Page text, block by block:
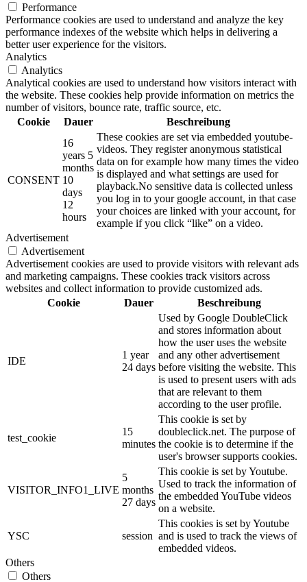
Performance
Performance cookies are used to understand and analyze the key
performance indexes of the website which helps in delivering a
better user experience for the visitors.
Analytics
Analytics
Analytical cookies are used to understand how visitors interact with
the website. These cookies help provide information on metrics the
number of visitors, bounce rate, traffic source, etc.
Cookie
Dauer Beschreibung
CONSENT
16
years 5
months
10
days
12
hours
These cookies are set via embedded youtube-
videos. They register anonymous statistical
data on for example how many times the video
is displayed and what settings are used for
playback.No sensitive data is collected unless
you log in to your google account, in that case
your choices are linked with your account, for
example if you click “like” on a video.
Advertisement
Advertisement
Advertisement cookies are used to provide visitors with relevant ads
and marketing campaigns. These cookies track visitors across
websites and collect information to provide customized ads.
Cookie
Dauer Beschreibung
IDE
1 year
24 days
Used by Google DoubleClick
and stores information about
how the user uses the website
and any other advertisement
before visiting the website. This
is used to present users with ads
that are relevant to them
according to the user profile.
test_cookie
15
minutes
This cookie is set by
doubleclick.net. The purpose of
the cookie is to determine if the
user's browser supports cookies.
VISITOR_INFO1_LIVE
5
months
27 days
This cookie is set by Youtube.
Used to track the information of
the embedded YouTube videos
on a website.
YSC session
This cookies is set by Youtube
and is used to track the views of
embedded videos.
Others
Others